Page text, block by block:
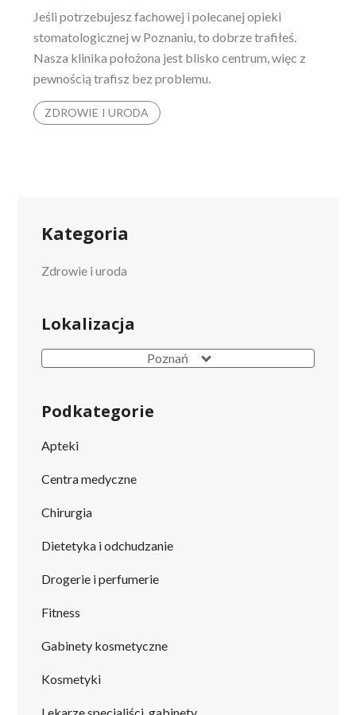
Jeśli potrzebujesz fachowej i polecanej opieki
stomatologicznej w Poznaniu, to dobrze trafiłeś.
Nasza klinika położona jest blisko centrum, więc z
pewnością trafisz bez problemu.
ZDROWIE I URODA
Kategoria
Zdrowie i uroda
Lokalizacja
Poznań
Podkategorie
Apteki
Centra medyczne
Chirurgia
Dietetyka i odchudzanie
Drogerie i perfumerie
Fitness
Gabinety kosmetyczne
Kosmetyki